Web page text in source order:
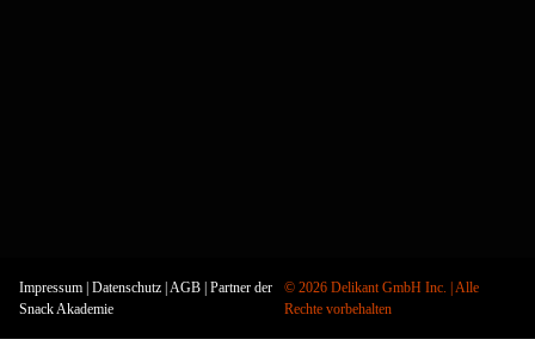
Impressum Datenschutz AGB | Partner der
Snack Akademie
©2026 Delikant GmbH Inc. | Alle
Rechte vorbehalten